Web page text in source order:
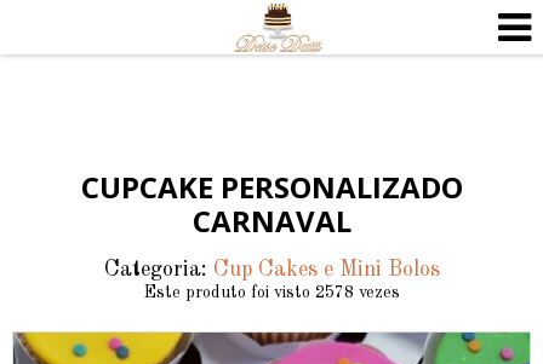
CUPCAKE PERSONALIZADO
CARNAVAL
Categoria: Cup Cakes e Mini Bolos
Este produto foi visto 2578 vezes